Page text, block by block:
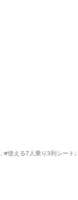
#使える7人乗り3列シート